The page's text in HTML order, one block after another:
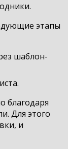
этапы
шаблон-
благодаря
Для этого
и